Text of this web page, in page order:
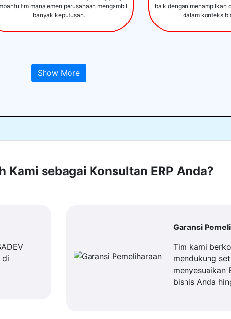
tim manajemen perusahaan mengambil
banyak keputusan.
baik dengan menampilkan
dalam konteks
Show More
Kami sebagai Konsultan ERP Anda?
di
Garansi
Tim kami
mendukung
menyesuaikan
bisnis Anda